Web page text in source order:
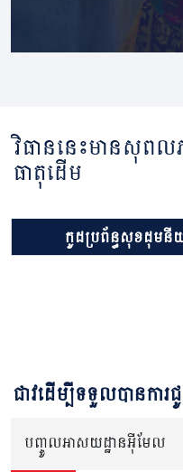
វិធាននេះមានសុពល
ធាតុដើម
កូដប្រព័ន្ធសុខដុមនីយ
ជាវដើម្បីទទួលបានកា
បញ្ចូលអាសយដ្ឋានអ៊ីមែល